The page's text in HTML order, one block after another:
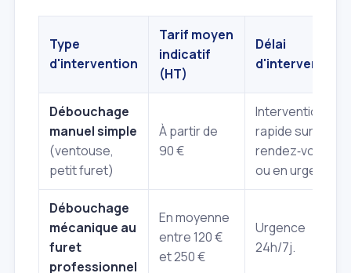
Type
d'intervention
Tarif moyen
indicatif
(HT)
Délai
d'intervention
Débouchage
manuel simple
(ventouse,
petit furet)
À partir de
90 €
Intervention
rapide sur
rendez‑vous
ou en urgence.
Débouchage
mécanique au
furet
professionnel
En moyenne
entre 120 €
et 250 €
Urgence
24h/7j.